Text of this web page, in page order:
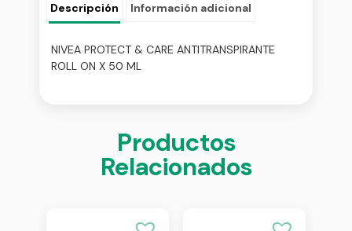
Descripción Información adicional
NIVEA PROTECT & CARE ANTITRANSPIRANTE
ROLL ON X 50 ML
Productos
Relacionados